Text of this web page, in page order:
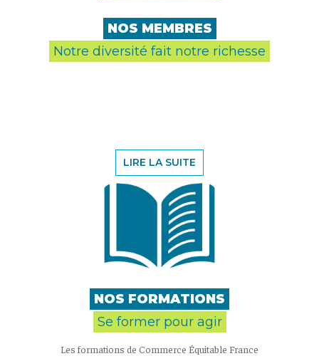
NOS MEMBRES
Notre diversité fait notre richesse
LIRE LA SUITE
NOS FORMATIONS
Se former pour agir
Les formations de Commerce Équitable France